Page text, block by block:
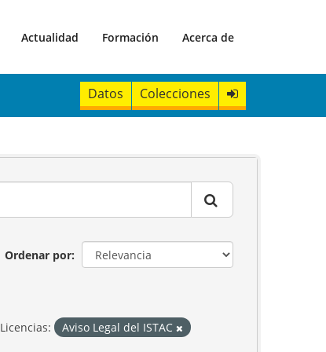
Actualidad Formación Acerca de
Datos Colecciones
Ordenar por
Licencias:
Aviso Legal del ISTAC